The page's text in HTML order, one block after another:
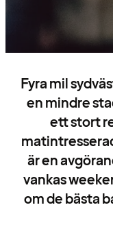
Fyra mil
en mindre
ett stort
är en
vankas
om de bästa